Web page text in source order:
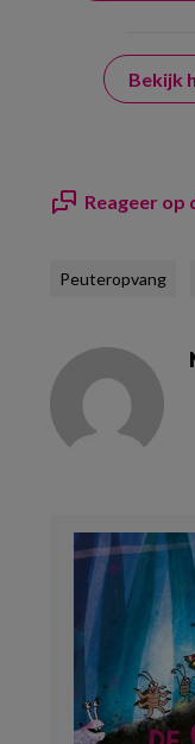
Bekijk
Reageer
Peuteropvang